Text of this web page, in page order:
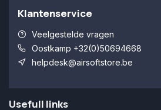
Klantenservice
Veelgestelde vragen
Oostkamp +32(0)50694668
helpdesk@airsoftstore.be
Usefull links